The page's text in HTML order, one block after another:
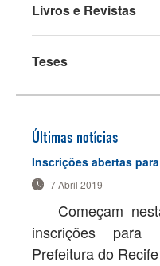
BIBLIOTECA
PROPOSIÇÃO DE CURSOS
Livros e Revistas
Teses
Últimas notícias
Inscrições abertas
7 Abril 2019
Começam
inscrições para
Prefeitura do